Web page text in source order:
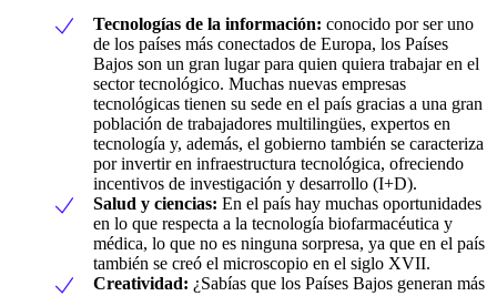
Tecnologías de la información: conocido por ser uno
de los países más conectados de Europa, los Países
Bajos son un gran lugar para quien quiera trabajar en el
sector tecnológico. Muchas nuevas empresas
tecnológicas tienen su sede en el país gracias a una gran
población de trabajadores multilingües, expertos en
tecnología y, además, el gobierno también se caracteriza
por invertir en infraestructura tecnológica, ofreciendo
incentivos de investigación y desarrollo (I+D).
Salud y ciencias: En el país hay muchas oportunidades
en lo que respecta a la tecnología biofarmacéutica y
médica, lo que no es ninguna sorpresa, ya que en el país
también se creó el microscopio en el siglo XVII.
Creatividad: ¿Sabías que los Países Bajos generan más